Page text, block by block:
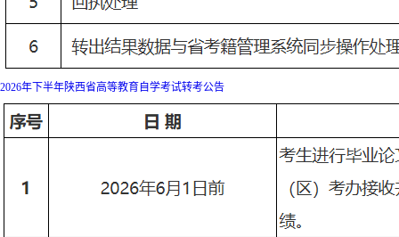
2026年下半年陕西省高等教育自学考试转考公告